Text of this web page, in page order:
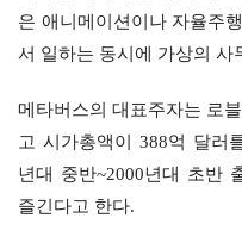
은 애니메이션이나 자율주
서 일하는 동시에 가상의 사
메타버스의 대표주자는 로
고 시가총액이 388억 달러
년대 중반~2000년대 초반
즐긴다고 한다.